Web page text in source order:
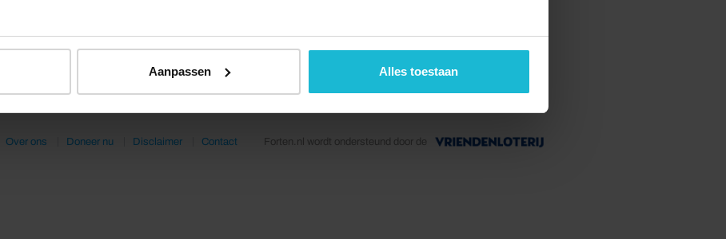
Aanpassen Alles toestaan
Over ons Doneer nu Disclaimer Contact Forten.nl wordt ondersteund door de